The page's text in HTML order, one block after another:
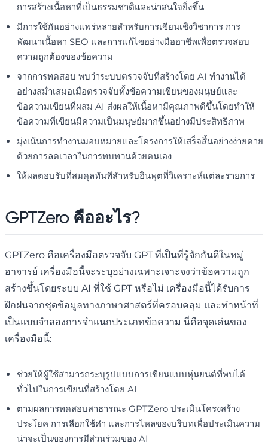
การสร้างเนื้อหาที่เป็นธรรมชาติและน่าสนใจยิ่งขึ้น
มีการใช้กันอย่างแพร่หลายสำหรับการเขียนเชิงวิชาการ การ
พัฒนาเนื้อหา SEO และการแก้ไขอย่างมืออาชีพเพื่อตรวจสอบ
ความถูกต้องของข้อความ
จากการทดสอบ พบว่าระบบตรวจจับที่สร้างโดย AI ทำงานได้
อย่างสม่ำเสมอเมื่อตรวจจับทั้งข้อความเขียนของมนุษย์และ
ข้อความเขียนที่ผสม AI ส่งผลให้เนื้อหามีคุณภาพดีขึ้นโดยทำให้
ข้อความที่เขียนมีความเป็นมนุษย์มากขึ้นอย่างมีประสิทธิภาพ
มุ่งเน้นการทำงานมอบหมายและโครงการให้เสร็จสิ้นอย่างง่ายดาย
ด้วยการลดเวลาในการทบทวนด้วยตนเอง
ให้ผลตอบรับที่สมดุลทันทีสำหรับอินพุตที่วิเคราะห์แต่ละรายการ
GPTZero คืออะไร?
GPTZero คือเครื่องมือตรวจจับ GPT ที่เป็นที่รู้จักกันดีในหมู่
อาจารย์ เครื่องมือนี้จะระบุอย่างเฉพาะเจาะจงว่าข้อความถูก
สร้างขึ้นโดยระบบ AI ที่ใช้ GPT หรือไม่ เครื่องมือนี้ได้รับการ
ฝึกฝนจากชุดข้อมูลทางภาษาศาสตร์ที่ครอบคลุม และทำหน้าที่
เป็นแบบจำลองการจำแนกประเภทข้อความ นี่คือจุดเด่นของ
เครื่องมือนี้:
ช่วยให้ผู้ใช้สามารถระบุรูปแบบการเขียนแบบหุ่นยนต์ที่พบได้
ทั่วไปในการเขียนที่สร้างโดย AI
ตามผลการทดสอบสาธารณะ GPTZero ประเมินโครงสร้าง
ประโยค การเลือกใช้คำ และการไหลของบริบทเพื่อประเมินความ
น่าจะเป็นของการมีส่วนร่วมของ AI